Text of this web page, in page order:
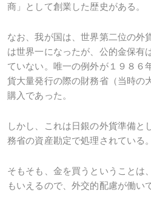
商」として創業した歴史がある。
なお、我が国は、世界第二位の外
は世界一になったが、公的金保有
ていない。唯一の例外が１９８６
貨大量発行の際の財務省（当時の
購入であった。
しかし、これは日銀の外貨準備と
務省の資産勘定で処理されている。
そもそも、金を買うということは
もいえるので、外交的配慮が働い